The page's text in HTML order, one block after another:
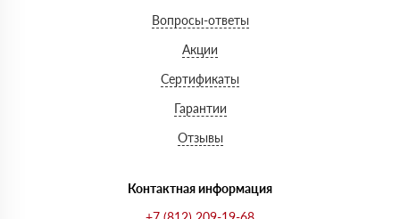
Вопросы-ответы
Акции
Сертификаты
Гарантии
Отзывы
Контактная информация